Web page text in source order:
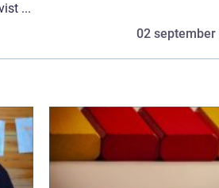
...
02 september